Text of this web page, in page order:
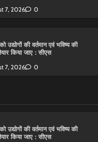
7, 2026 0
उद्योगों की वर्तमान एवं भविष्य की
किया जाए : सीएस
7, 2026 0
उद्योगों की वर्तमान एवं भविष्य की
किया जाए : सीएस